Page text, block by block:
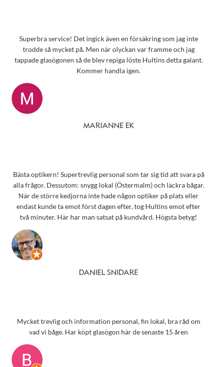
Superbra service! Det ingick även en försäkring som jag inte
trodde så mycket på. Men när olyckan var framme och jag
tappade glasögonen så de blev repiga löste Hultins detta galant.
Kommer handla igen.
MARIANNE EK
Bästa optikern! Supertrevlig personal som tar sig tid att svara på
alla frågor. Dessutom: snygg lokal (Östermalm) och läckra bågar.
När de större kedjorna inte hade någon optiker på plats eller
endast kunde ta emot först dagen efter, tog Hultins emot efter
två minuter. Här har man satsat på kundvård. Högsta betyg!
DANIEL SNIDARE
Mycket trevlig och information personal, fin lokal, bra råd om
vad vi båge. Har köpt glasögon här de senaste 15 åren